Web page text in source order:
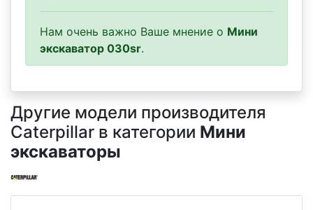
Нам очень важно Ваше мнение о Мини
экскаватор 030sr.
Другие модели производителя
Caterpillar в категории Мини
экскаваторы